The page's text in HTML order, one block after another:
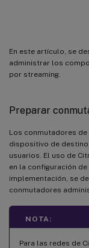
En este artículo, se
administrar los
por streaming.
Preparar
Los conmutadores de
dispositivo de destino
usuarios. El uso de
en la configuración
implementación, se
conmutadores
NOTA:
Para las redes de
Configurar registros de
Inhabilitar Actualizaciones
Configurar perfiles de
Configurar la redirección
Inhabilitar carpetas sin
Arrancar a través de un
Configuración para DHCP
Ejecutar PXE y DHCP en el